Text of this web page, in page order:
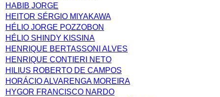
HABIB JORGE
HEITOR SÉRGIO MIYAKAWA
HÉLIO JORGE POZZOBON
HÉLIO SHINDY KISSINA
HENRIQUE BERTASSONI ALVES
HENRIQUE CONTIERI NETO
HILIUS ROBERTO DE CAMPOS
HORÁCIO ALVARENGA MOREIRA
HYGOR FRANCISCO NARDO